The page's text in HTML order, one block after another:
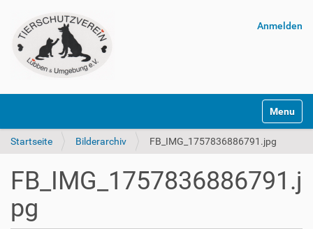
Anmelden
Startseite Bilderarchiv FB_IMG_1757836886791.jpg
FB_IMG_1757836886791.j
pg